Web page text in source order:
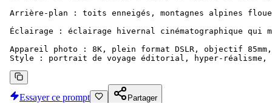
Arrière-plan : toits enneigés, montagnes alpines
Éclairage : éclairage hivernal cinématographique qui
Appareil photo : 8K, plein format DSLR, objectif
Style : portrait de voyage éditorial, hyper-réalisme,
Essayer ce prompt Partager